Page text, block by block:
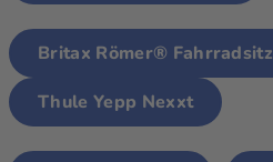
Britax Römer® Fahrradsitz
Thule Yepp Nexxt